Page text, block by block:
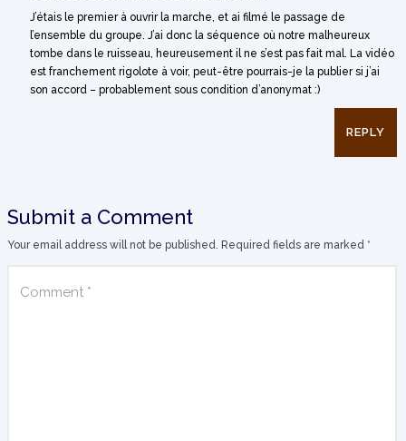
J’étais le premier à ouvrir la marche, et ai filmé le passage de
l’ensemble du groupe. J’ai donc la séquence où notre malheureux
tombe dans le ruisseau, heureusement il ne s’est pas fait mal. La vidéo
est franchement rigolote à voir, peut-être pourrais-je la publier si j’ai
son accord – probablement sous condition d’anonymat :)
REPLY
Submit a Comment
Your email address will not be published. Required fields are marked *